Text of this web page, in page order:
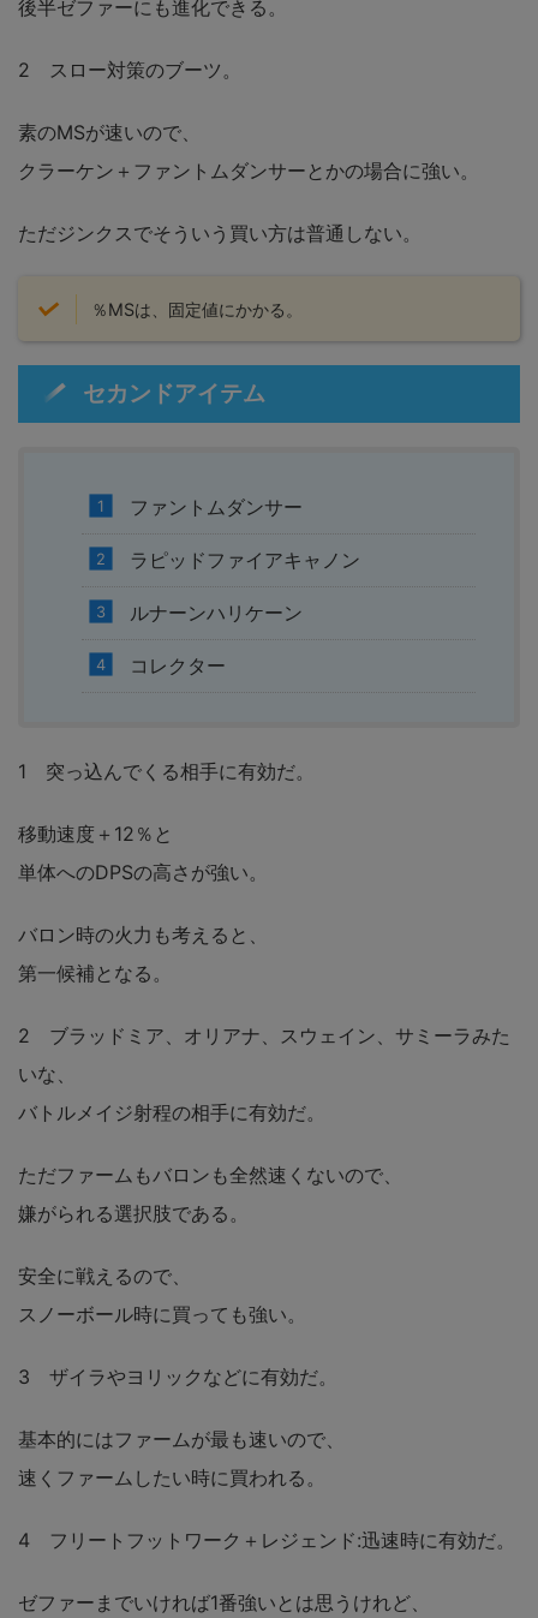
後半ゼファーにも進化できる。
2 スロー対策のブーツ。
素のMSが速いので、
クラーケン＋ファントムダンサーとかの場合に強い。
ただジンクスでそういう買い方は普通しない。
％MSは、固定値にかかる。
セカンドアイテム
ファントムダンサー
ラピッドファイアキャノン
ルナーンハリケーン
コレクター
1 突っ込んでくる相手に有効だ。
移動速度＋12％と
単体へのDPSの高さが強い。
バロン時の火力も考えると、
第一候補となる。
2 ブラッドミア、オリアナ、スウェイン、サミーラみた
いな、
バトルメイジ射程の相手に有効だ。
ただファームもバロンも全然速くないので、
嫌がられる選択肢である。
安全に戦えるので、
スノーボール時に買っても強い。
3 ザイラやヨリックなどに有効だ。
基本的にはファームが最も速いので、
速くファームしたい時に買われる。
4 フリートフットワーク＋レジェンド:迅速時に有効だ。
ゼファーまでいければ1番強いとは思うけれど、